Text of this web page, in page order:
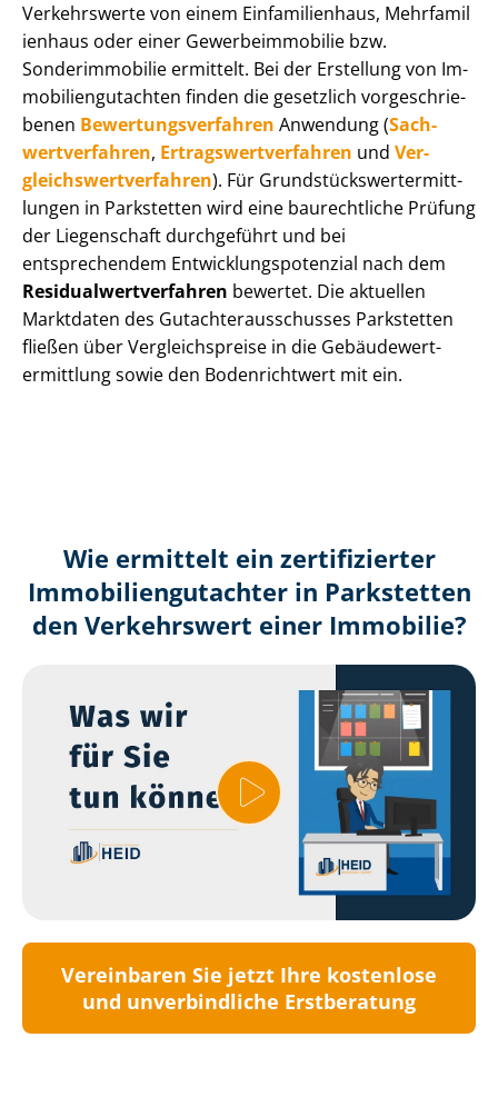
Verkehrswerte von einem Einfamilienhaus, Mehr­fa­mi­l
i­en­haus oder einer Ge­wer­be­im­mo­bi­lie bzw.
Sonderimmobilie ermittelt. Bei der Erstellung von Im­
mo­bi­li­en­gut­ach­ten finden die gesetzlich vor­ge­schrie­
be­nen Be­wer­tungs­ver­fah­ren Anwendung (Sach­
wert­ver­fah­ren, Er­trags­wert­ver­fah­ren und Ver­
gleichs­wert­ver­fah­ren). Für Grund­stücks­wert­ermitt­
lun­gen in Parkstetten wird eine baurechtliche Prüfung
der Liegenschaft durchgeführt und bei
entsprechendem Ent­wick­lungs­po­ten­zi­al nach dem
Re­si­du­al­wert­ver­fah­ren bewertet. Die aktuellen
Marktdaten des Gut­ach­ter­aus­schus­ses Parkstetten
fließen über Ver­gleichs­prei­se in die Ge­bäu­de­wert­
ermitt­lung sowie den Bodenrichtwert mit ein.
Wie ermittelt ein zertifizierter
Immobilien­gutachter in Parkstetten
den Verkehrswert einer Immobilie?
Vereinbaren Sie jetzt Ihre kostenlose
und unverbindliche Erstberatung